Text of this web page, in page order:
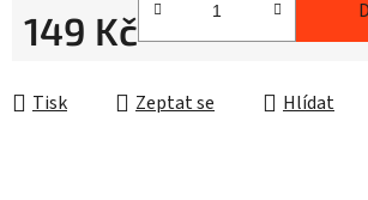
149 Kč
Tisk Zeptat se Hlídat